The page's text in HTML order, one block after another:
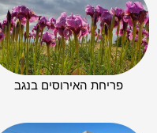
פריחת האירוסים בנגב